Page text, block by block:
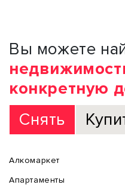
Вы можете
конкретную
Снять
Алкомаркет
Апартаменты